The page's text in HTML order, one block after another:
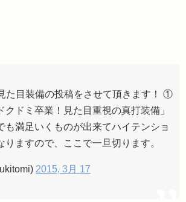
た目装備の投稿をさせて頂きます！ ①
クドミ卒業！見た目重視の真打装備」
も満足いくものが出来てハイテンショ
りますので、ここで一旦切ります。
2015, 3月 17